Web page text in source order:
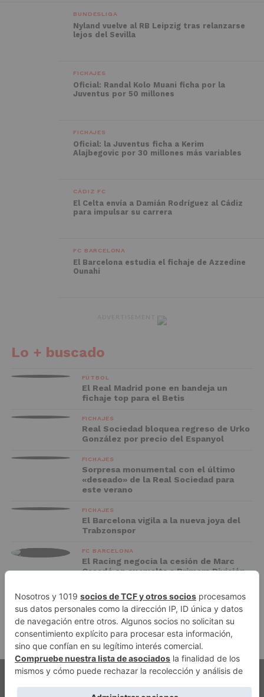
BUNDESLIGA
Nyland vuelve al RB Leipzig tras relanzarse
lejos del Sevilla
FICHAJES
Oficial: Randal Kolo Muani ficha por la
Juventus por 50 millones
FICHAJES
Oficial: la Juventus ficha a Kerim
Alajbegovic por 30 millones más variables
CÁDIZ FC
El Celta envía a Damián Rodríguez al Cádiz
para impulsar su carrera
FC BARCELONA
El Barcelona estudia el fichaje de Azzedine
Ounahi
Lo + buscado
FÚTBOL
El Real Madrid pone en bandeja un
fichaje top para el Betis
FICHAJES
Real Sociedad bloquea regreso de Urko
González por precio del Espanyol
FICHAJES
Sorpresa monumental con el último
«deseado» de la Real Sociedad para
este verano
FICHAJES
El Barcelona vigila a la nueva joya del
Trabzonspor
FC BARCELONA
El Racing negocia la cesión de Marc
Casadó en su vuelta a Primera División
ADVERTISEMENT